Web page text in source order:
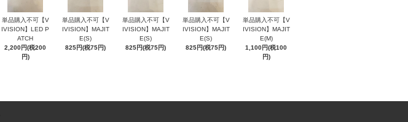
単品購入不可【V
IVISION】LED P
ATCH
2,200円(税200
円)
単品購入不可【V
IVISION】MAJIT
E(S)
825円(税75円)
単品購入不可【V
IVISION】MAJIT
E(S)
825円(税75円)
単品購入不可【V
IVISION】MAJIT
E(S)
825円(税75円)
単品購入不可【V
IVISION】MAJIT
E(M)
1,100円(税100
円)